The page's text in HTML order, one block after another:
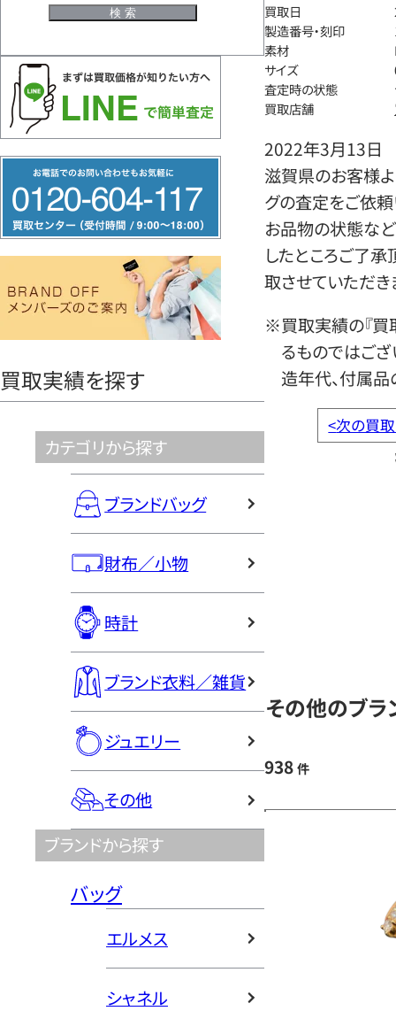
リ
ー
ヤ
買取実績を探す
カテゴリから探す
ブランドバッグ
財布／小物
時計
ブランド衣料／雑貨
ジュエリー
その他
ブランドから探す
バッグ
エルメス
シャネル
買取日
製造番号・刻印
素材
サイズ
査定時の状態
買取店舗
2022年3月13日
滋賀県のお客様
グの査定をご依頼
お品物の状態など
したところご了
取させていただき
※買取実績の『買
るものではござ
造年代、付属品
<次の買
その他のブラ
938 件